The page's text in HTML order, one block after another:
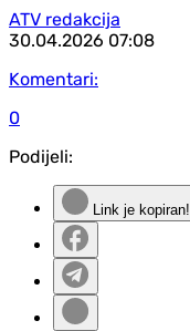
ATV redakcija
30.04.2026 07:08
Komentari:
0
Podijeli:
Link je kopiran!